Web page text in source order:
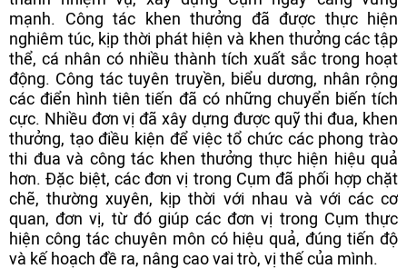
mạnh. Công tác khen thưởng đã được thực hiện
nghiêm túc, kịp thời phát hiện và khen thưởng các tập
thể, cá nhân có nhiều thành tích xuất sắc trong hoạt
động. Công tác tuyên truyền, biểu dương, nhân rộng
các điển hình tiên tiến đã có những chuyển biến tích
cực. Nhiều đơn vị đã xây dựng được quỹ thi đua, khen
thưởng, tạo điều kiện để việc tổ chức các phong trào
thi đua và công tác khen thưởng thực hiện hiệu quả
hơn. Đặc biệt, các đơn vị trong Cụm đã phối hợp chặt
chẽ, thường xuyên, kịp thời với nhau và với các cơ
quan, đơn vị, từ đó giúp các đơn vị trong Cụm thực
hiện công tác chuyên môn có hiệu quả, đúng tiến độ
và kế hoạch đề ra, nâng cao vai trò, vị thế của mình.